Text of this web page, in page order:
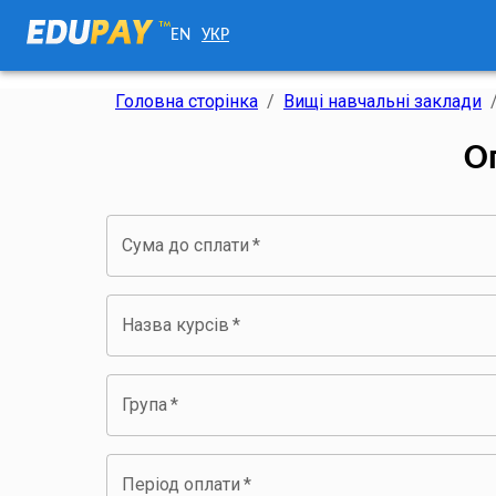
EN УКР
Головна сторінка / Вищі навчальні заклади
Сума до сплати *
Назва курсів *
Група*
Період оплати *